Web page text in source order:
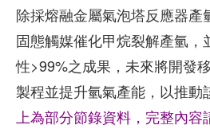
除採熔融金屬氣泡塔反應器產
固態觸媒催化甲烷裂解產氫，
性>99%之成果，未來將開發
製程並提升氫氣產能，以推動
上為部分節錄資料，完整內容